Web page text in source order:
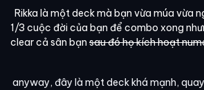
Rikka là một deck mà bạn vừa múa vừa
1/3 cuộc đời của bạn để combo xong
clear cả sân bạn sau đó họ kích hoạt
anyway, đây là một deck khá mạnh,